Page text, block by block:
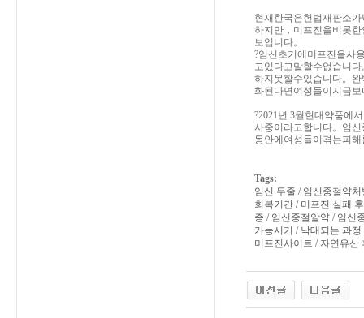
현재한국은헌법재판소
하지만，미프진을비롯
보입니다。
?임신초기에미프진을사
고있다고말할수없습니
하지못할수있습니다。
화된다면여성들이지금
?2021년 3월현대약품에
사중이라고합니다。임
동안에여성들이겪는피
Tags:
임신 두줄 / 임신중절약
회복기간 / 미프진 실패
증 / 임신중절알약 / 임신
가능시기 / 낙태되는 과
미프진사이트 / 자연유산